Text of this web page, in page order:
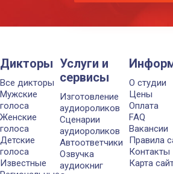
Дикторы
Все дикторы
Мужские
голоса
Женские
голоса
Детские
голоса
Известные
Услуги и
сервисы
Изготовление
аудиороликов
Сценарии
аудиороликов
Автоответчики
Озвучка
аудиокниг
О студии
Цены
Оплата
FAQ
Вакансии
Правила
Контакты
Карта